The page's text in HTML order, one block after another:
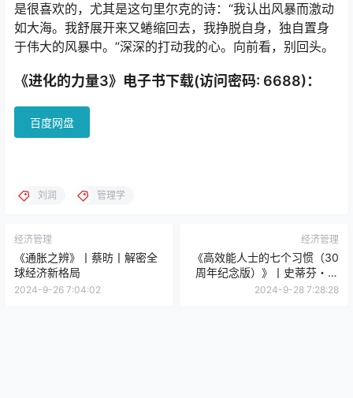
是很喜欢的，尤其是这句里尔克的诗：“我认出风暴而激动
如大海。我舒展开来又蜷缩回去，我挣脱自身，独自置身
于伟大的风暴中。”深深的打动我的心。向前看，别回头。
《进化的力量3》电子书下载(访问密码: 6688)：
百度网盘
刘润 管理学
经济管理
《通胀之辨》丨蔡昉丨解密全
球经济新格局
2024-9-26 7:04:02
经济管理
《高效能人士的七个习惯（30
周年纪念版）》丨史蒂芬・柯
维丨30年不朽的成功法则
2024-9-28 7:28:28